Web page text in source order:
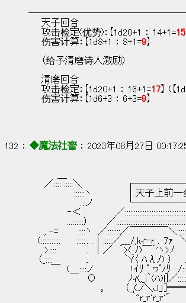
天子回合
攻击检定(优势)：【1d20+1 ： 14+1=15
伤害计算：【1d8+1 ： 8+1=9】
（给予清磨诗人激励）
清磨回合
攻击检定：【1d20+1 ： 16+1=17】 (【
伤害计算：【1d6+3 ： 6+3=9】
132 ： ◆魔法社畜 ： 2023年08月27日
＿　　　　　　　　　　　　　　　　　　
／:::: :::::＼　　　　　　
::::::ヽ　　　　　 │天子上前一
.::ノ　 　　　
‐＜　　　　　 ／
...::::::）　　  ／
, -=　　　::::ヽ  .／:::::::／￣￣￣￣＼
(:::::::::::　　 ::::: . .｜:::::／___/,kｨｰr 、7ｧ　
>::::　　　　 . .｜／　｀>(_ﾉ)￣｀'ヽ>ﾉ　　
（_::::　　　　　:.　　 　 　 ｀Y〈 ﾊλﾉ) ）　
￣　(＿::::ノ　　　　　  !ｲﾘ ﾟ ヮﾟﾉﾘ　/
Ο　　　　  ﾉｨ(,_i｀(ﾊ)l]／
。　　  （_,(ノ＼Ｊ」]━━━
｀''r_ｧ'r_ｧ'"